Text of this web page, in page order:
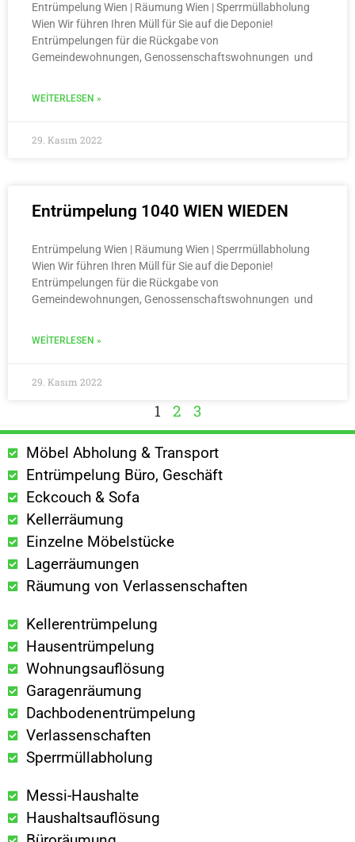
Entrümpelung Wien | Räumung Wien | Sperrmüllabholung
Wien Wir führen Ihren Müll für Sie auf die Deponie!
Entrümpelungen für die Rückgabe von
Gemeindewohnungen, Genossenschaftswohnungen und
WEITERLESEN »
29. Kasım 2022
Entrümpelung 1040 WIEN WIEDEN
Entrümpelung Wien | Räumung Wien | Sperrmüllabholung
Wien Wir führen Ihren Müll für Sie auf die Deponie!
Entrümpelungen für die Rückgabe von
Gemeindewohnungen, Genossenschaftswohnungen und
WEITERLESEN »
29. Kasım 2022
1 2 3
Möbel Abholung & Transport
Entrümpelung Büro, Geschäft
Eckcouch & Sofa
Kellerräumung
Einzelne Möbelstücke
Lagerräumungen
Räumung von Verlassenschaften
Kellerentrümpelung
Hausentrümpelung
Wohnungsauflösung
Garagenräumung
Dachbodenentrümpelung
Verlassenschaften
Sperrmüllabholung
Messi-Haushalte
Haushaltsauflösung